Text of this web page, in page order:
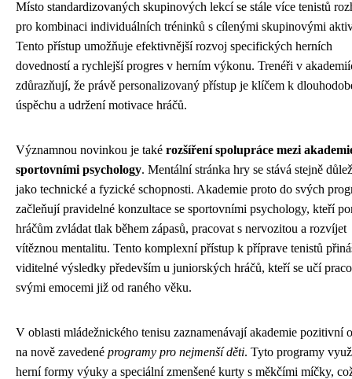
Místo standardizovaných skupinových lekcí se stále více tenistů
pro kombinaci individuálních tréninků s cílenými skupinovými
Tento přístup umožňuje efektivnější rozvoj specifických herních
dovedností a rychlejší progres v herním výkonu. Trenéři v
zdůrazňují, že právě personalizovaný přístup je klíčem k
úspěchu a udržení motivace hráčů.
Významnou novinkou je také rozšíření spolupráce mezi
sportovními psychology. Mentální stránka hry se stává stejně
jako technické a fyzické schopnosti. Akademie proto do svých
začleňují pravidelné konzultace se sportovními psychology, kteří
hráčům zvládat tlak během zápasů, pracovat s nervozitou a rozvíjet
vítěznou mentalitu. Tento komplexní přístup k příprave tenistů
viditelné výsledky především u juniorských hráčů, kteří se učí
svými emocemi již od raného věku.
V oblasti mládežnického tenisu zaznamenávají akademie pozitivní
na nově zavedené programy pro nejmenší děti. Tyto programy
herní formy výuky a speciální zmenšené kurty s měkčími míčky,